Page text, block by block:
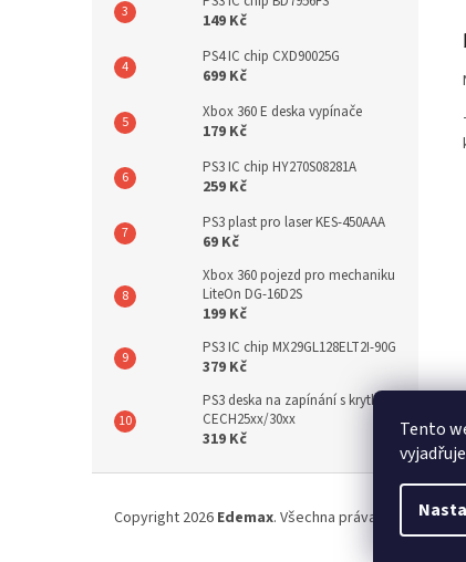
Tento
149 Kč
PS4 IC chip CXD90025G
699 Kč
Xbox 360 E deska vypínače
179 Kč
PS3 IC chip HY270S08281A
259 Kč
PS3 plast pro laser KES-450AAA
69 Kč
Xbox 360 pojezd pro mechaniku
LiteOn DG-16D2S
199 Kč
PS3 IC chip MX29GL128ELT2I-90G
379 Kč
PS3 deska na zapínání s krytkou
CECH25xx/30xx
319 Kč
Copyright 2026 Edemax. Všechna práva vyhrazena.